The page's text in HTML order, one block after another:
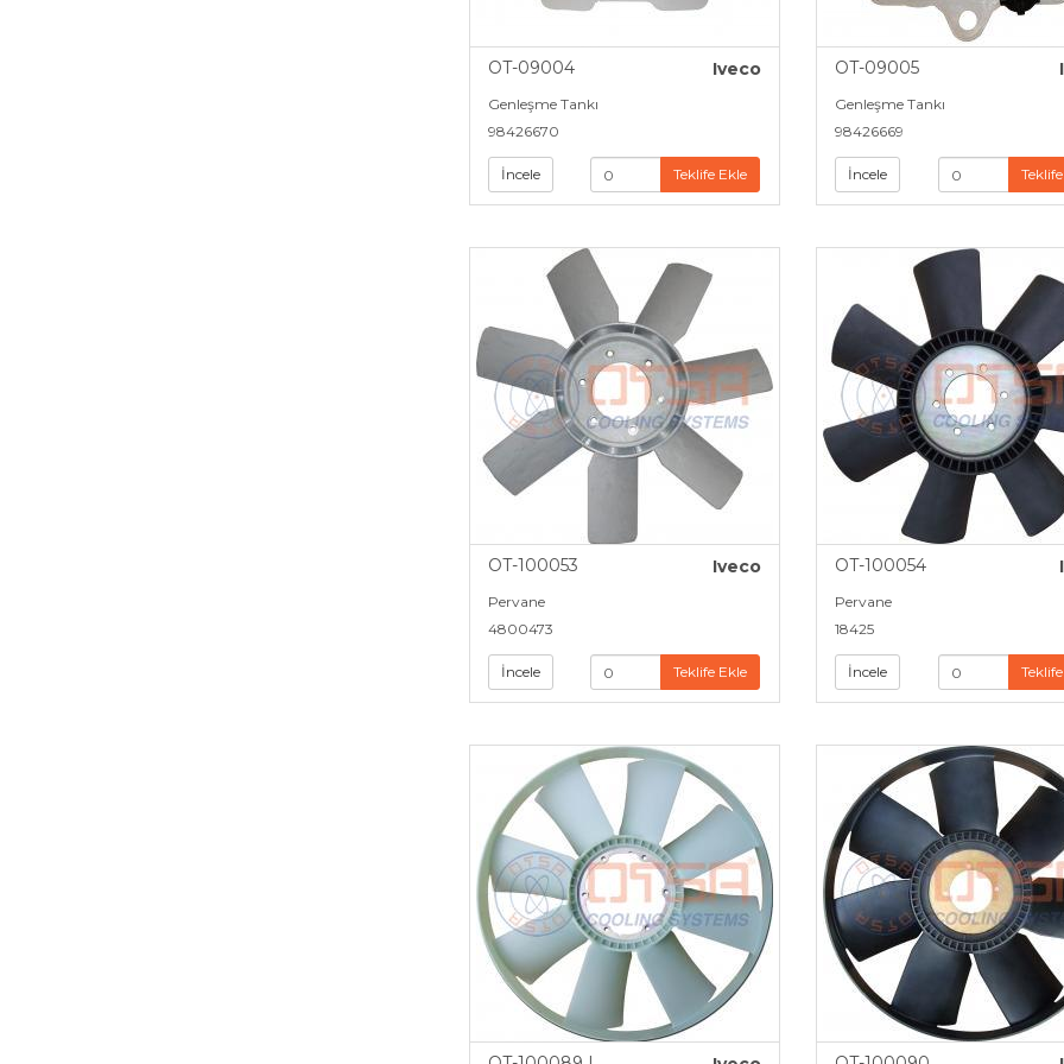
OT-09004 Iveco
Genleşme Tankı
98426670
İncele Teklife Ekle
OT-09005
Genleşme Tankı
98426669
İncele
OT-100053 Iveco
Pervane
4800473
İncele Teklife Ekle
OT-100054
Pervane
18425
İncele